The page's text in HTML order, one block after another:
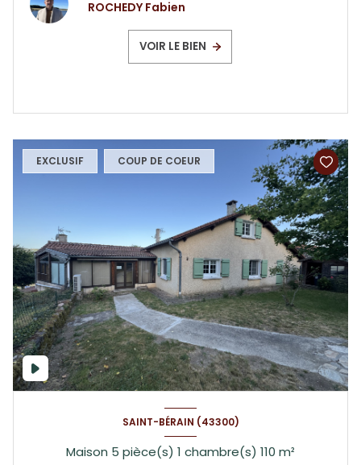
ROCHEDY Fabien
VOIR LE BIEN
EXCLUSIF COUP DE COEUR
SAINT-BÉRAIN (43300)
Maison 5 pièce(s) 1 chambre(s) 110 m²